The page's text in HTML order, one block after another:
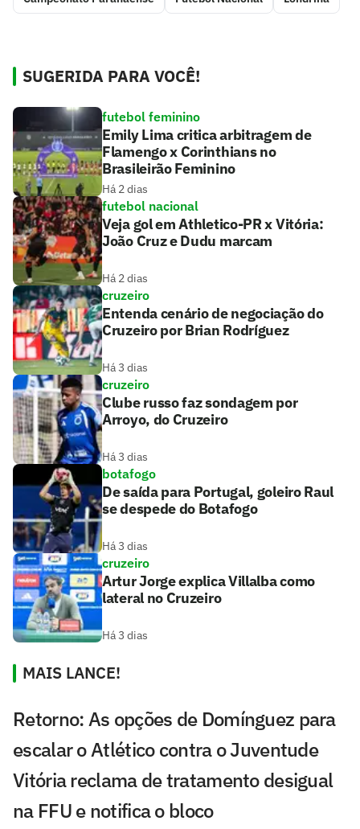
SUGERIDA PARA VOCÊ!
futebol feminino
Emily Lima critica arbitragem de
Flamengo x Corinthians no
Brasileirão Feminino
Há 2 dias
futebol nacional
Veja gol em Athletico-PR x Vitória:
João Cruz e Dudu marcam
Há 2 dias
cruzeiro
Entenda cenário de negociação do
Cruzeiro por Brian Rodríguez
Há 3 dias
cruzeiro
Clube russo faz sondagem por
Arroyo, do Cruzeiro
Há 3 dias
botafogo
De saída para Portugal, goleiro Raul
se despede do Botafogo
Há 3 dias
cruzeiro
Artur Jorge explica Villalba como
lateral no Cruzeiro
Há 3 dias
MAIS LANCE!
Retorno: As opções de Domínguez para
escalar o Atlético contra o Juventude
Vitória reclama de tratamento desigual
na FFU e notifica o bloco